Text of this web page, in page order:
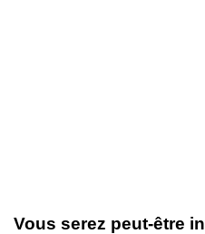
Vous serez peut-être